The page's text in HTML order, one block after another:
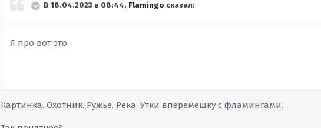
В 18.04.2023 в 08:44, Flamingo сказал:
Я про вот это
Картинка. Охотник. Ружьё. Река. Утки вперемешку с фламингами.